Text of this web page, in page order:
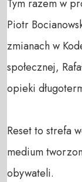
Tym razem w
Piotr
zmianach w
społecznej,
opieki
Reset to strefa
medium
obywateli.